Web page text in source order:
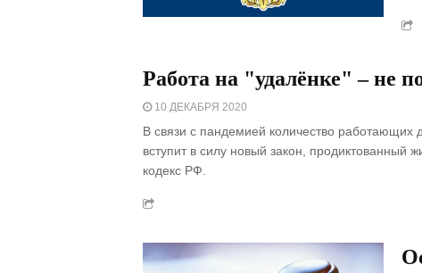
Работа на "удалёнке" – не
10 ДЕКАБРЯ 2020
В связи с пандемией количество работающих
вступит в силу новый закон, продиктованный
кодекс РФ.